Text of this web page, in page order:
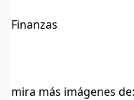
Finanzas
mira más imágenes de: